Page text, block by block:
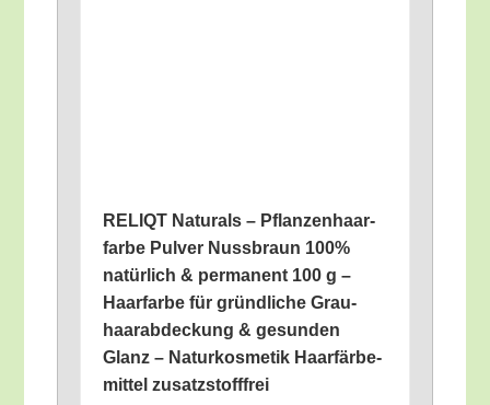
RELIQT Natu­rals – Pflan­zen­haar­
far­be Pul­ver Nuss­braun 100%
natür­lich & per­ma­nent 100 g –
Haar­far­be für gründ­li­che Grau­
haar­ab­de­ckung & gesun­den
Glanz – Natur­kos­me­tik Haar­fär­be­
mit­tel zusatzstofffrei